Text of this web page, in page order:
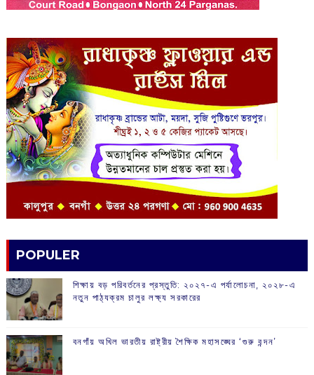
POPULER
শিক্ষায় বড় পরিবর্তনের প্রস্তুতি: ২০২৭-এ পর্যালোচনা, ২০২৮-এ
নতুন পাঠ্যক্রম চালুর লক্ষ্য সরকারের
বনগাঁয় অখিল ভারতীয় রাষ্ট্রীয় শৈক্ষিক মহাসঙ্ঘের ‘গুরু বন্দন’